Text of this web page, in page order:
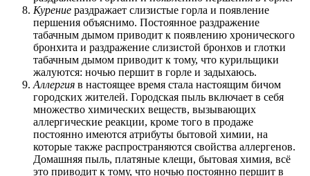
Курение раздражает слизистые горла и появление
першения объяснимо. Постоянное раздражение
табачным дымом приводит к появлению хронического
бронхита и раздражение слизистой бронхов и глотки
табачным дымом приводит к тому, что курильщики
жалуются: ночью першит в горле и задыхаюсь.
Аллергия в настоящее время стала настоящим бичом
городских жителей. Городская пыль включает в себя
множество химических веществ, вызывающих
аллергические реакции, кроме того в продаже
постоянно имеются атрибуты бытовой химии, на
которые также распространяются свойства аллергенов.
Домашняя пыль, платяные клещи, бытовая химия, всё
это приводит к тому, что ночью постоянно першит в